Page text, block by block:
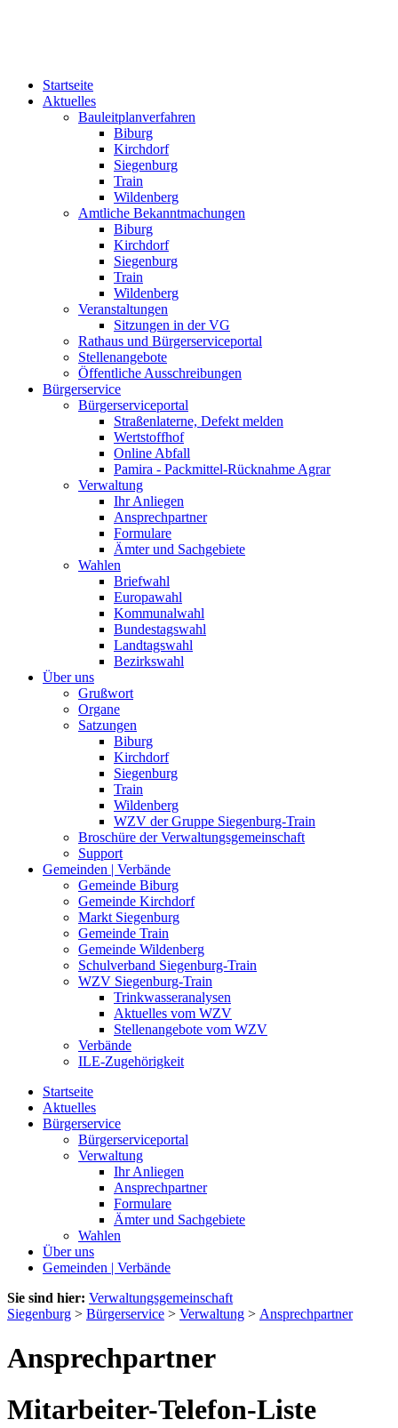
Startseite
Aktuelles
Bauleitplanverfahren
Biburg
Kirchdorf
Siegenburg
Train
Wildenberg
Amtliche Bekanntmachungen
Biburg
Kirchdorf
Siegenburg
Train
Wildenberg
Veranstaltungen
Sitzungen in der VG
Rathaus und Bürgerserviceportal
Stellenangebote
Öffentliche Ausschreibungen
Bürgerservice
Bürgerserviceportal
Straßenlaterne, Defekt melden
Wertstoffhof
Online Abfall
Pamira - Packmittel-Rücknahme Agrar
Verwaltung
Ihr Anliegen
Ansprechpartner
Formulare
Ämter und Sachgebiete
Wahlen
Briefwahl
Europawahl
Kommunalwahl
Bundestagswahl
Landtagswahl
Bezirkswahl
Über uns
Grußwort
Organe
Satzungen
Biburg
Kirchdorf
Siegenburg
Train
Wildenberg
WZV der Gruppe Siegenburg-Train
Broschüre der Verwaltungsgemeinschaft
Support
Gemeinden | Verbände
Gemeinde Biburg
Gemeinde Kirchdorf
Markt Siegenburg
Gemeinde Train
Gemeinde Wildenberg
Schulverband Siegenburg-Train
WZV Siegenburg-Train
Trinkwasseranalysen
Aktuelles vom WZV
Stellenangebote vom WZV
Verbände
ILE-Zugehörigkeit
Startseite
Aktuelles
Bürgerservice
Bürgerserviceportal
Verwaltung
Ihr Anliegen
Ansprechpartner
Formulare
Ämter und Sachgebiete
Wahlen
Über uns
Gemeinden | Verbände
Sie sind hier: Verwaltungsgemeinschaft
Siegenburg > Bürgerservice > Verwaltung > Ansprechpartner
Ansprechpartner
Mitarbeiter-Telefon-Liste